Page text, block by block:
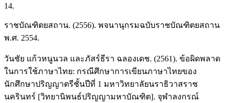
14.
ราชบัณฑิตยสถาน. (2556). พจนานุกรมฉบับราชบัณฑิตยสถาน
พ.ศ. 2554.
วันชัย แก้วหนูนวล และภัสร์ธีรา ฉลองเดช. (2561). ข้อผิดพลาด
ในการใช้ภาษาไทย: กรณีศึกษาการเขียนภาษาไทยของ
นักศึกษาปริญญาตรีชั้นปีที่ 1 มหาวิทยาลัยนราธิวาสราช
นครินทร์ [วิทยานิพนธ์ปริญญามหาบัณฑิต]. จุฬาลงกรณ์